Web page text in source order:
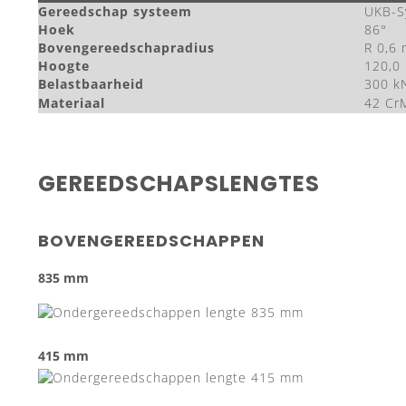
Gereedschap systeem
UKB-
Hoek
86°
Bovengereedschapradius
R 0,6
Hoogte
120,0
Belastbaarheid
300
Materiaal
42
GEREEDSCHAPSLENGTES
BOVENGEREEDSCHAPPEN
835 mm
415 mm